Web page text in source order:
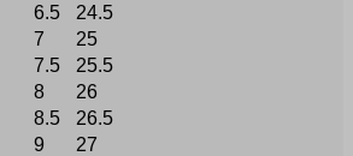
6.5
24.5
7
25
7.5
25.5
8
26
8.5
26.5
9
27